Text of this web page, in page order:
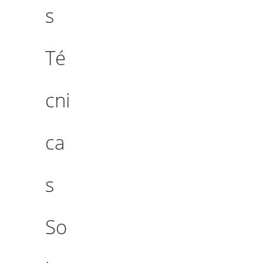
s
Té
cni
ca
s
So